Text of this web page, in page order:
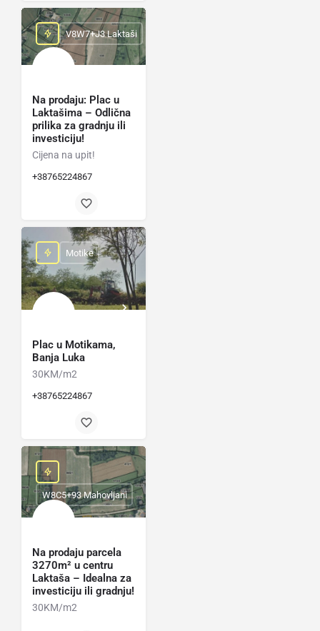
Na prodaju: Plac u
Laktašima – Odlična
prilika za gradnju ili
investiciju!
Cijena na upit!
+38765224867
V8W7+J3 Laktaši
Plac u Motikama,
Banja Luka
30KM/m2
+38765224867
Motike
Na prodaju parcela
3270m² u centru
Laktaša – Idealna za
investiciju ili gradnju!
30KM/m2
W8C5+93 Mahovljani